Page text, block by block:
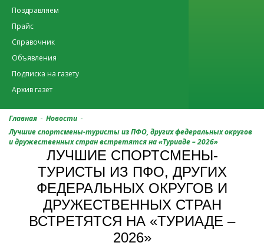
Поздравляем
Прайс
Справочник
Объявления
Подписка на газету
Архив газет
Главная - Новости -
Лучшие спортсмены-туристы из ПФО, других федеральных округов
и дружественных стран встретятся на «Туриаде – 2026»
ЛУЧШИЕ СПОРТСМЕНЫ-
ТУРИСТЫ ИЗ ПФО, ДРУГИХ
ФЕДЕРАЛЬНЫХ ОКРУГОВ И
ДРУЖЕСТВЕННЫХ СТРАН
ВСТРЕТЯТСЯ НА «ТУРИАДЕ –
2026»